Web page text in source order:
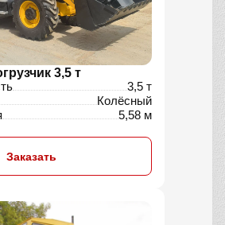
3,5 т
3,5 т
Колёсный
5,58 м
Заказать